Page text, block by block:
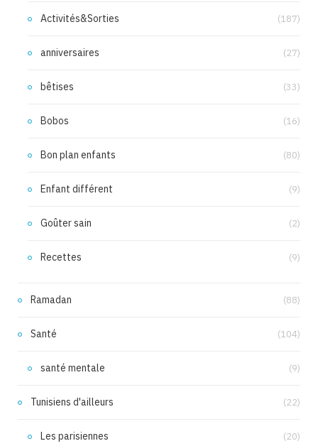
Activités&Sorties (187)
anniversaires (27)
bêtises (33)
Bobos (16)
Bon plan enfants (80)
Enfant différent (9)
Goûter sain (2)
Recettes (9)
Ramadan (88)
Santé (104)
santé mentale (9)
Tunisiens d'ailleurs (22)
Les parisiennes (20)